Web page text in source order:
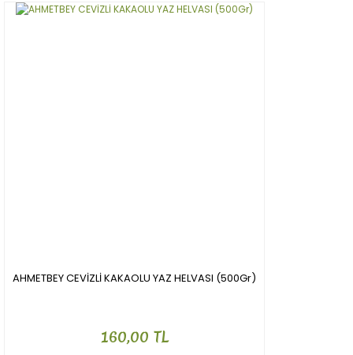
AHMETBEY CEVİZLİ KAKAOLU YAZ HELVASI (500Gr)
160,00 TL